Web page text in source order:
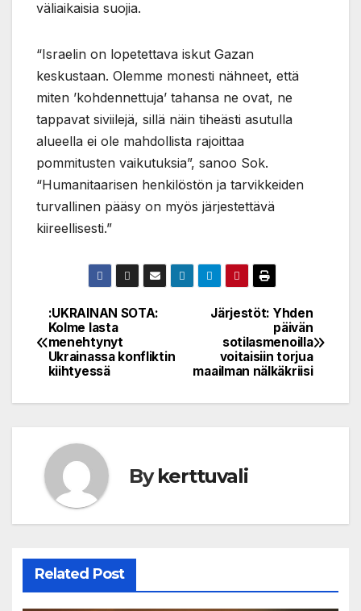
väliaikaisia suojia.
“Israelin on lopetettava iskut Gazan
keskustaan. Olemme monesti nähneet, että
miten ’kohdennettuja’ tahansa ne ovat, ne
tappavat siviilejä, sillä näin tiheästi asutulla
alueella ei ole mahdollista rajoittaa
pommitusten vaikutuksia”, sanoo Sok.
“Humanitaarisen henkilöstön ja tarvikkeiden
turvallinen pääsy on myös järjestettävä
kiireellisesti.”
Post
navigation
Järjestöt: Yhden
päivän
sotilasmenoilla
voitaisiin torjua
maailman nälkäkriisi
:UKRAINAN SOTA:
Kolme lasta
menehtynyt
Ukrainassa konfliktin
kiihtyessä
Bykerttuvali
Related Post